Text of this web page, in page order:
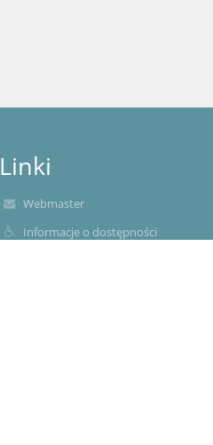
Linki
Webmaster
Informacje o dostępności